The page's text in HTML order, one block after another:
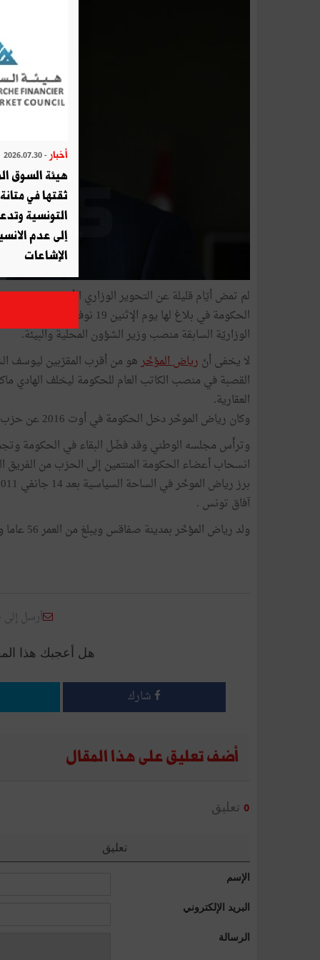
لم تمض أيّام قليلة عن التحوير الوزاري الأخير وعن
الحكومة في بلاغ لها يوم الإثنين 19 نوفمبر 2018 تعيين رياض الموخّر كاتبا عاما للحكومة ، وقد كان يشغل في التشكيلة
الوزاريّة السابقة منصب وزير الشؤون المحلية والبيئة.
لا يخفى أنّ رياض المؤخّرهو من أقرب المقرّبين ليوسف
القصبة في منصب الكاتب العام للحكومة ليخلف الهادي
العقارية.
وكان رياض الموخّر دخل الحكومة في أوت 2016 عن حزب آفاق تونس الذي كان من بين مؤسّسيه رفقة ياسين إبراهيم.
وترأّس مجلسه الوطني وقد فضّل البقاء في الحكومة
انسحاب أعضاء الحكومة المنتمين إلى الحزب من
آفاق تونس .
ولد رياض المؤخّر بمدينة صفاقس ويبلغ من العمر 56 عاما وهو طبيب متخصّص في التبنيج والإنعاش.
أرسل
هل أعجبك هذا
شارك
أضف تعليق على هذا المقال
0 تعليق
تعليق
الإسم
البريد الإلكتروني
الرسالة
أخبار - 2026.07.30
هيئة السوق
ثقتها في
التونسية
إلى عدم
الإشاعات